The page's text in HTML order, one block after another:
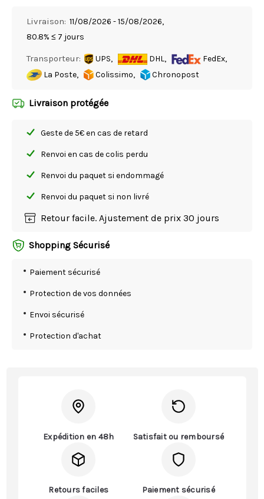
Livraison: 11/08/2026 - 15/08/2026,
80.8% ≤ 7 jours
Transporteur: UPS, DHL,
FedEx,
La Poste,
Colissimo, Chronopost
Livraison protégée
Geste de 5€ en cas de retard
Renvoi en cas de colis perdu
Renvoi du paquet si endommagé
Renvoi du paquet si non livré
Retour facile. Ajustement de prix 30 jours
Shopping Sécurisé
Paiement sécurisé
Protection de vos données
Envoi sécurisé
Protection d'achat
Expédition en 48h Satisfait ou remboursé
Retours faciles Paiement sécurisé